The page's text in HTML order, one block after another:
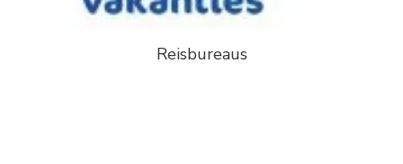
Reisbureaus